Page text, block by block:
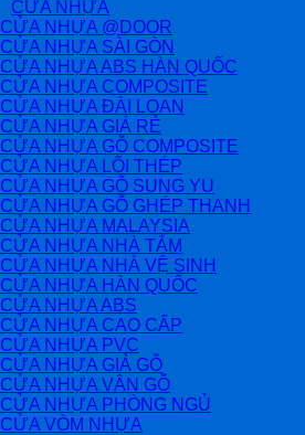
CỬA NHỰA
CỬA NHỰA @DOOR
CỬA NHỰA SÀI GÒN
CỬA NHỰA ABS HÀN QUỐC
CỬA NHỰA COMPOSITE
CỬA NHỰA ĐÀI LOAN
CỬA NHỰA GIÁ RẺ
CỬA NHỰA GỖ COMPOSITE
CỬA NHỰA LÕI THÉP
CỬA NHỰA GỖ SUNG YU
CỬA NHỰA GỖ GHÉP THANH
CỬA NHỰA MALAYSIA
CỬA NHỰA NHÀ TẮM
CỬA NHỰA NHÀ VỆ SINH
CỬA NHỰA HÀN QUỐC
CỬA NHỰA ABS
CỬA NHỰA CAO CẤP
CỬA NHỰA PVC
CỬA NHỰA GIẢ GỖ
CỬA NHỰA VÂN GỖ
CỬA NHỰA PHÒNG NGỦ
CỬA VÒM NHỰA